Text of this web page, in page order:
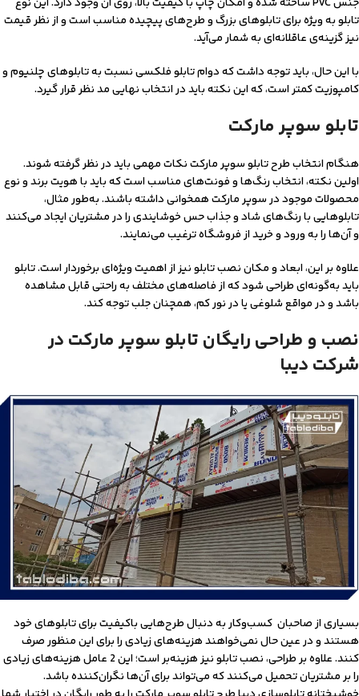
جنس PVC ساخته شده و امکان چاپ با کیفیت بالا، روی آن وجود دارد. این نوع
تابلو به ویژه برای تابلوهای بزرگ و طرح‌های پیچیده مناسب است و از نظر قیمت
نیز گزینه‌ی عاقلانه‌ای به شمار می‌آید.
با این حال، باید توجه داشت که دوام تابلو فلکسی نسبت به تابلوهای چلنیوم و
کامپوزیت کمتر است، که این نکته باید در انتخاب نهایی مد نظر قرار گیرد.
تابلو سوپر مارکت
هنگام انتخاب طرح تابلو سوپر مارکت نکات مهمی باید در نظر گرفته شوند.
اولین نکته، انتخاب رنگ‌ها و فونت‌های مناسب است که باید با هویت برند و نوع
محصولات موجود در سوپر مارکت همخوانی داشته باشند. به‌طور مثال،
تابلوهایی با رنگ‌های شاد و جذاب حس خوشایندی را در مشتریان ایجاد می‌کنند
و آن‌ها را به ورود و خرید از فروشگاه ترغیب می‌نمایند.
علاوه بر این، ابعاد و مکان نصب تابلو نیز از اهمیت ویژه‌ای برخوردار است. تابلو
باید به‌گونه‌ای طراحی شود که از فاصله‌های مختلف به ‌راحتی قابل‌ مشاهده
باشد و در مواقع شلوغی یا در نور کم، همچنان جلب توجه کند.
نصب و طراحی رایگان تابلو سوپر مارکت در
شرکت دیبا
بسیاری از صاحبان کسب‌وکار به دنبال طرح‌هایی باکیفیت برای تابلوهای خود
هستند و در عین حال نمی‌خواهند هزینه‌های زیادی را برای این منظور صرف
کنند. علاوه بر طراحی، نصب تابلو نیز هزینه‌بر است؛ این 2 عامل هزینه‌های زیادی
را بر مشتریان تحمیل می‌کنند که می‌تواند برای آن‌ها نگران‌کننده باشد.